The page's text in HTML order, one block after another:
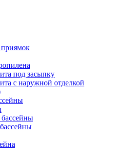
под засыпку
с наружной отделкой